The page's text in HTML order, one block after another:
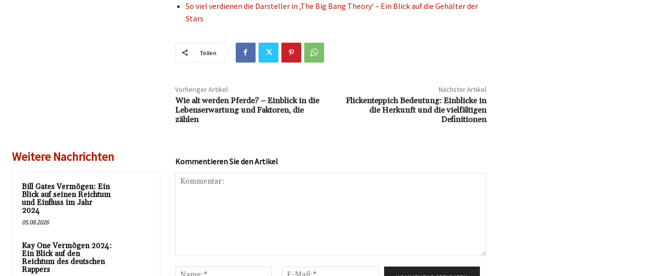
So viel verdienen die Darsteller in ‚The Big Bang Theory‘ – Ein Blick auf die Gehälter der
Stars
Teilen
Vorheriger Artikel
Wie alt werden Pferde? – Einblick in die
Lebenserwartung und Faktoren, die
zählen
Nächster Artikel
Flickenteppich Bedeutung: Einblicke in
die Herkunft und die vielfältigen
Definitionen
Weitere Nachrichten
Bill Gates Vermögen: Ein
Blick auf seinen Reichtum
und Einfluss im Jahr
2024
05.08.2026
Kay One Vermögen 2024:
Ein Blick auf den
Reichtum des deutschen
Rappers
Kommentieren Sie den Artikel
Name:*